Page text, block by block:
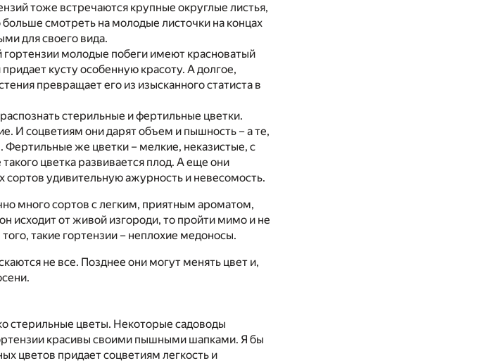
тоже встречаются крупные округлые листья,
смотреть на молодые листочки на концах
для своего вида.
молодые побеги имеют красноватый
кусту особенную красоту. А долгое,
превращает его из изысканного статиста в
стерильные и фертильные цветки.
И соцветиям они дарят объем и пышность – а те,
Фертильные же цветки – мелкие, неказистые, с
цветка развивается плод. А еще они
удивительную ажурность и невесомость.
много сортов с легким, приятным ароматом,
исходит от живой изгороди, то пройти мимо и не
такие гортензии – неплохие медоносы.
не все. Позднее они могут менять цвет и,
стерильные цветы. Некоторые садоводы
красивы своими пышными шапками. Я бы
цветов придает соцветиям легкость и